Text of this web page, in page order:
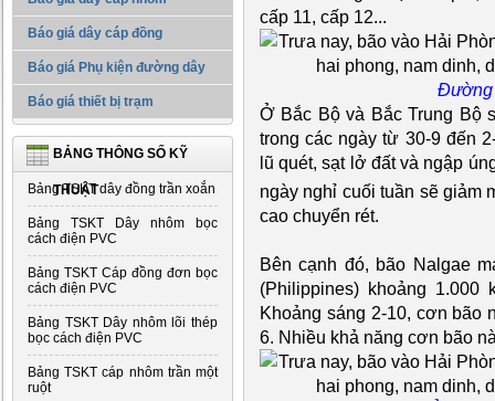
Báo giá dây cáp đồng
Báo giá Phụ kiện đường dây
Báo giá thiết bị trạm
BẢNG THÔNG SỐ KỸ
THUẬT
Bảng TSKT dây đồng trần xoắn
Bảng TSKT Dây nhôm bọc
cách điện PVC
Bảng TSKT Cáp đồng đơn bọc
cách điện PVC
Bảng TSKT Dây nhôm lõi thép
bọc cách điện PVC
Bảng TSKT cáp nhôm trần một
ruột
cấp 11, cấp 12...
Đường
Ở Bắc Bộ và Bắc Trung Bộ
trong các ngày từ 30-9 đến
lũ quét, sạt lở đất và ngập
ngày nghỉ cuối tuần sẽ giảm
cao chuyển rét.
Bên cạnh đó, bão Nalgae
(Philippines) khoảng
Khoảng sáng 2-10, cơn bão
6. Nhiều khả năng cơn bão